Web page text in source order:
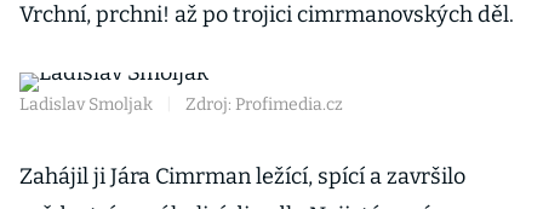
Vrchní, prchni! až po trojici cimrmanovských děl.
Ladislav Smoljak Zdroj: Profimedia.cz
Zahájil ji Jára Cimrman ležící, spící a završilo